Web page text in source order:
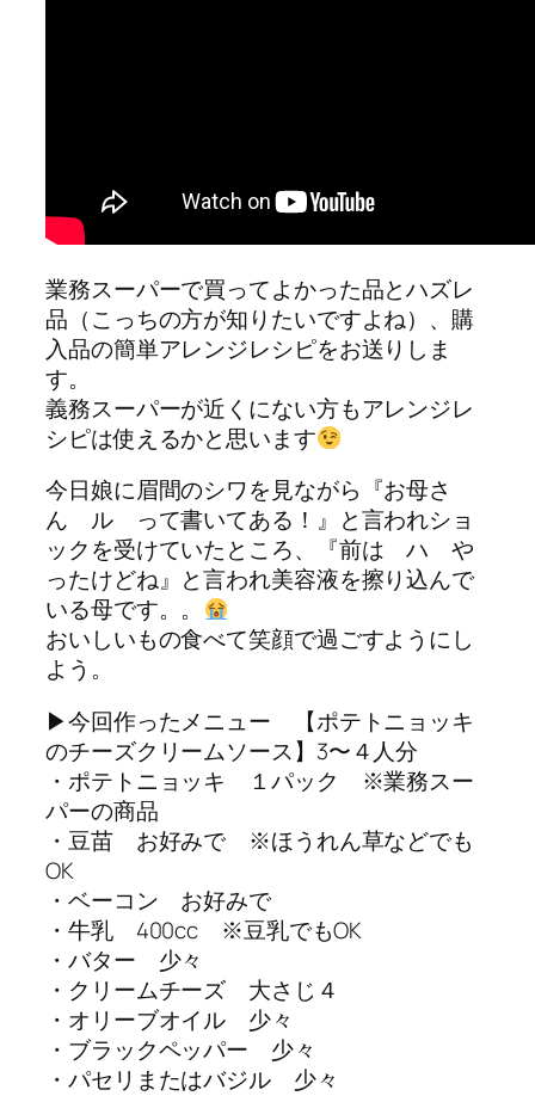
業務スーパーで買ってよかった品とハズレ
品（こっちの方が知りたいですよね）、購
入品の簡単アレンジレシピをお送りしま
す。
義務スーパーが近くにない方もアレンジレ
シピは使えるかと思います
今日娘に眉間のシワを見ながら『お母さ
ん ル って書いてある！』と言われショ
ックを受けていたところ、『前は ハ や
ったけどね』と言われ美容液を擦り込んで
いる母です。。
おいしいもの食べて笑顔で過ごすようにし
よう。
▶︎今回作ったメニュー 【ポテトニョッキ
のチーズクリームソース】3〜４人分
・ポテトニョッキ １パック ※業務スー
パーの商品
・豆苗 お好みで ※ほうれん草などでも
OK
・ベーコン お好みで
・牛乳 400cc ※豆乳でもOK
・バター 少々
・クリームチーズ 大さじ４
・オリーブオイル 少々
・ブラックペッパー 少々
・パセリまたはバジル 少々